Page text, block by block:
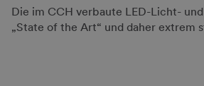
Die im CCH verbaute LED-Licht-
„State of the Art“ und daher extrem